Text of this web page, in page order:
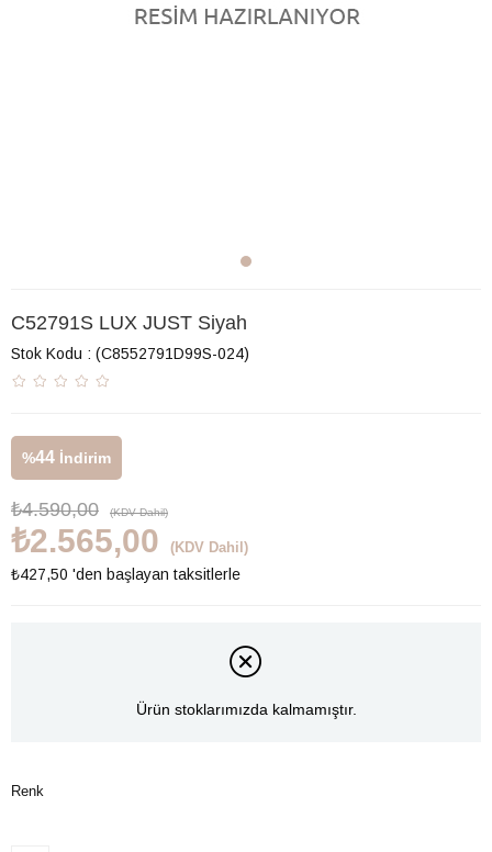
C52791S LUX JUST Siyah
Stok Kodu (C8552791D99S-024)
%44 İndirim
₺4.590,00 (KDV Dahil)
₺2.565,00 (KDV Dahil)
₺427,50 'den başlayan taksitlerle
Ürün stoklarımızda kalmamıştır.
Renk